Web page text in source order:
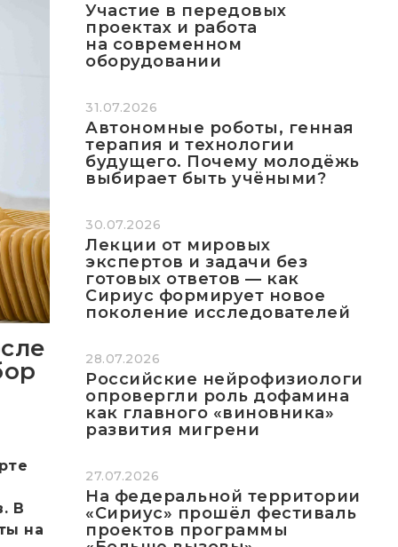
В
на
Участие в передовых
проектах и работа
на современном
оборудовании
31.07.2026
Автономные роботы, генная
терапия и технологии
будущего. Почему молодёжь
выбирает быть учёными?
30.07.2026
Лекции от мировых
экспертов и задачи без
готовых ответов — как
Сириус формирует новое
поколение исследователей
28.07.2026
Российские нейрофизиологи
опровергли роль дофамина
как главного «виновника»
развития мигрени
27.07.2026
На федеральной территории
«Сириус» прошёл фестиваль
проектов программы